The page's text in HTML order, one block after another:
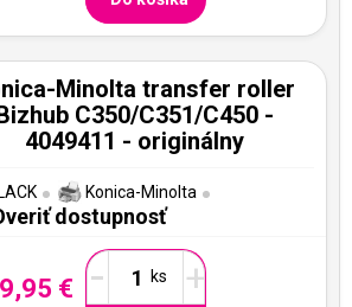
Minolta transfer roller
C350/C351/C450 -
4049411 - originálny
Konica-Minolta
dostupnosť
€ - +